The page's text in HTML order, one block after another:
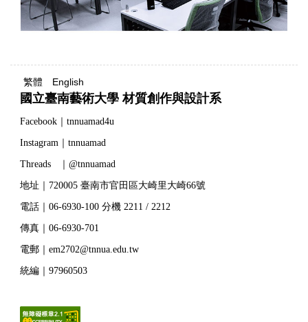
繁體 English
國立臺南藝術大學 材質創作與設計系
Facebook｜tnnuamad4u
Instagram｜tnnuamad
Threads ｜@tnnuamad
地址｜720005 臺南市官田區大崎里大崎66號
電話｜06-6930-100 分機 2211 / 2212
傳真｜06-6930-701
電郵｜em2702@tnnua.edu.tw
統編｜97960503